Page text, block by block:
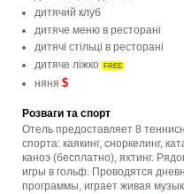
дитячий клуб
дитяче меню в ресторані
дитячі стільці в ресторані
дитяче ліжко FREE
няня $
Розваги та спорт
Отель предоставляет 8
спорта: каякинг, сноркелинг,
каноэ (бесплатно), яхтинг.
игры в гольф. Проводятся
программы, играет живая